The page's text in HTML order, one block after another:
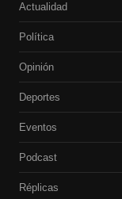
Actualidad
Política
Opinión
Deportes
Eventos
Podcast
Réplicas